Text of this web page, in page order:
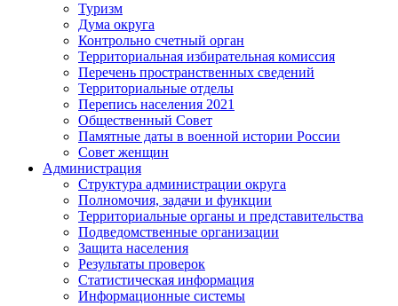
Туризм
Дума округа
Контрольно счетный орган
Территориальная избирательная комиссия
Перечень пространственных сведений
Территориальные отделы
Перепись населения 2021
Общественный Совет
Памятные даты в военной истории России
Совет женщин
Администрация
Структура администрации округа
Полномочия, задачи и функции
Территориальные органы и представительства
Подведомственные организации
Защита населения
Результаты проверок
Статистическая информация
Информационные системы